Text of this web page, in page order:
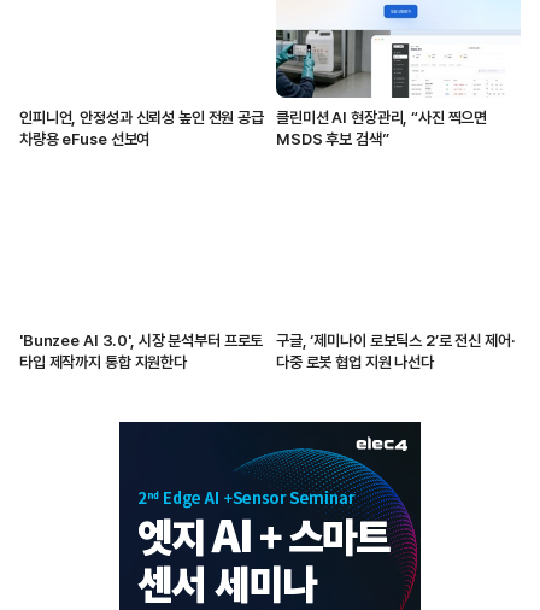
인피니언, 안정성과 신뢰성 높인 전원 공급
차량용 eFuse 선보여
클린미션 AI 현장관리, “사진 찍으면
MSDS 후보 검색”
'Bunzee AI 3.0', 시장 분석부터 프로토
타입 제작까지 통합 지원한다
구글, ‘제미나이 로보틱스 2’로 전신 제어·
다중 로봇 협업 지원 나선다